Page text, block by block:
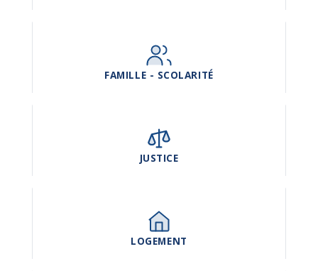
FAMILLE - SCOLARITÉ
JUSTICE
LOGEMENT